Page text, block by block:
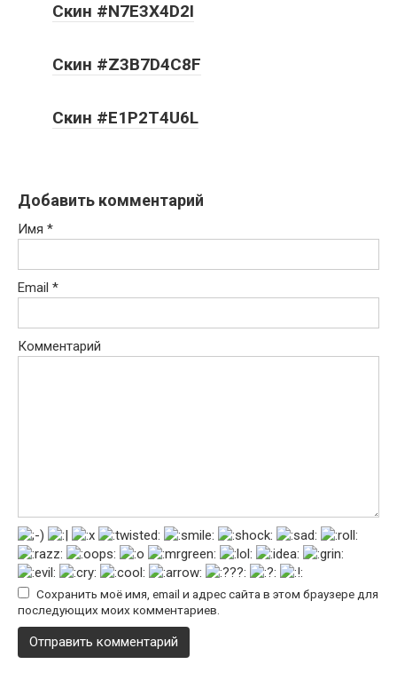
Скин #N7E3X4D2I
Скин #Z3B7D4C8F
Скин #E1P2T4U6L
Добавить комментарий
Имя *
Email *
Комментарий
Сохранить моё имя, email и адрес сайта в этом браузере для
последующих моих комментариев.